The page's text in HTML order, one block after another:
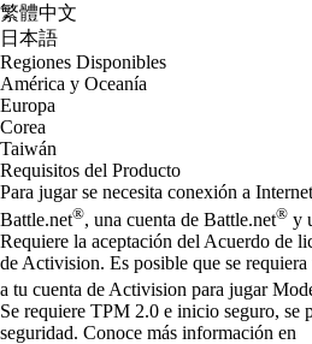
繁體中文
日本語
Regiones Disponibles
América y Oceanía
Europa
Corea
Taiwán
Requisitos del Producto
Para jugar se necesita conexión a
Battle.net®, una cuenta de Battle.net® y
Requiere la aceptación del Acuerdo de
de Activision. Es posible que se
a tu cuenta de Activision para jugar
Se requiere TPM 2.0 e inicio seguro, se
seguridad. Conoce más información en